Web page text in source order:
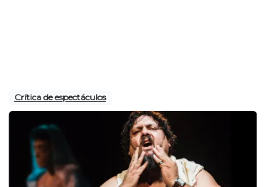
Crítica de espectáculos